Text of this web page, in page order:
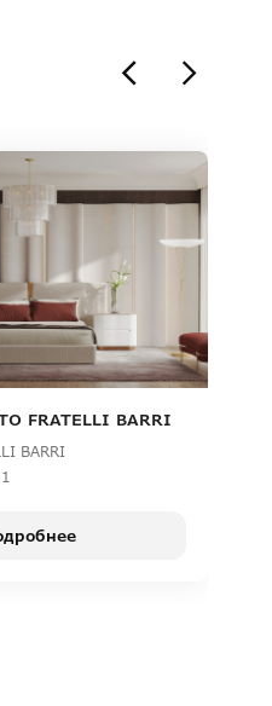
FRATELLI BARRI
BARRI